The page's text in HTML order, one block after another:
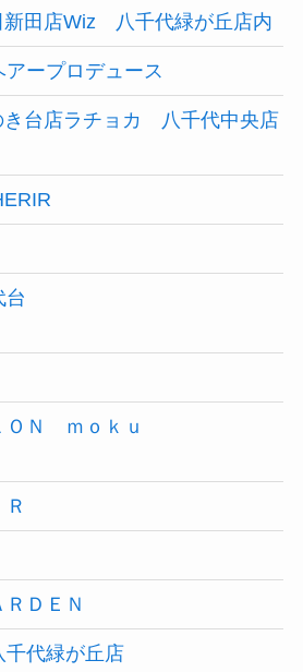
新田店Wiz 八千代緑が丘店内
ープロデュース
き台店ラチョカ 八千代中央店
台
ＯＮ ｍｏｋｕ
ＤＥＮ
代緑が丘店